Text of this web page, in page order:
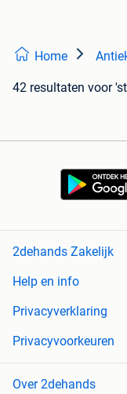
Home
42 resultaten voor
2dehands Zakelijk
Help en info
Privacyverklaring
Privacyvoorkeuren
Over 2dehands